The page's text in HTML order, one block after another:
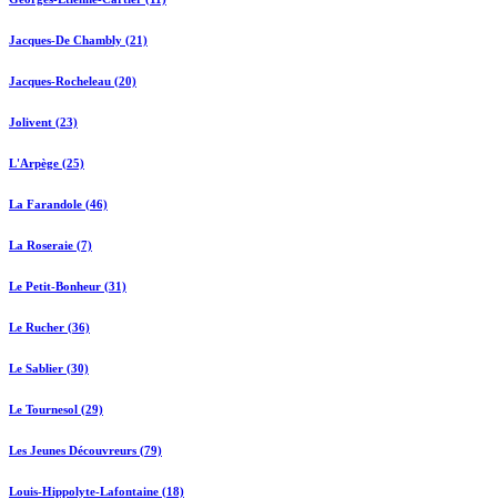
Jacques-De Chambly (21)
Jacques-Rocheleau (20)
Jolivent (23)
L'Arpège (25)
La Farandole (46)
La Roseraie (7)
Le Petit-Bonheur (31)
Le Rucher (36)
Le Sablier (30)
Le Tournesol (29)
Les Jeunes Découvreurs (79)
Louis-Hippolyte-Lafontaine (18)